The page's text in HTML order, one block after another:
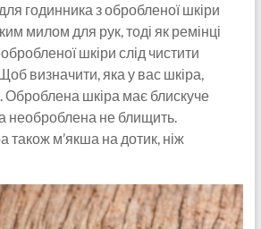
годинника з обробленої шкіри
милом для рук, тоді як ремінці
шкіри слід чистити
визначити, яка у вас шкіра,
Оброблена шкіра має блискуче
необроблена не блищить.
також м’якша на дотик, ніж